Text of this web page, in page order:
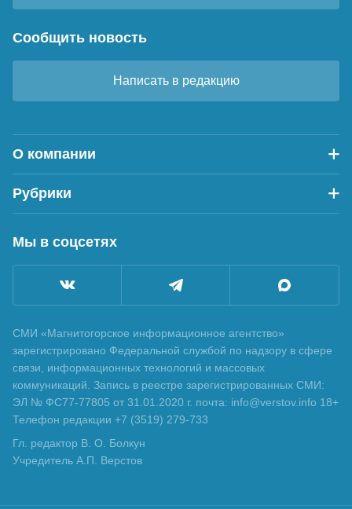
Сообщить новость
Написать в редакцию
О компании
Рубрики
Мы в соцсетях
СМИ «Магнитогорское информационное агентство»
зарегистрировано Федеральной службой по надзору в сфере
связи, информационных технологий и массовых
коммуникаций. Запись в реестре зарегистрированных СМИ:
ЭЛ № ФС77-77805 от 31.01.2020 г. почта: info@verstov.info 18+
Телефон редакции +7 (3519) 279-733
Гл. редактор В. О. Болкун
Учредитель А.П. Верстов